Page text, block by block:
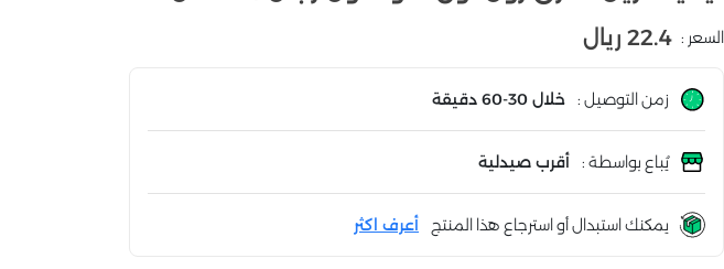
السعر : 22.4 ريال
زمن التوصيل : خلال 30-60 دقيقة
يُباع بواسطة : أقرب صيدلية
يمكنك استبدال أو استرجاع هذا المنتج أعرف اكثر